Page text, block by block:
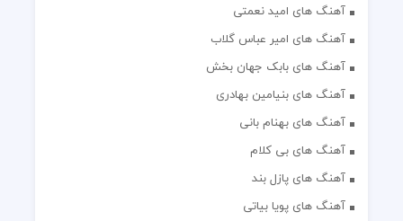
آهنگ های امید نعمتی
آهنگ های امیر عباس گلاب
آهنگ های بابک جهان بخش
آهنگ های بنیامین بهادری
آهنگ های بهنام بانی
آهنگ های بی کلام
آهنگ های پازل بند
آهنگ های پویا بیاتی